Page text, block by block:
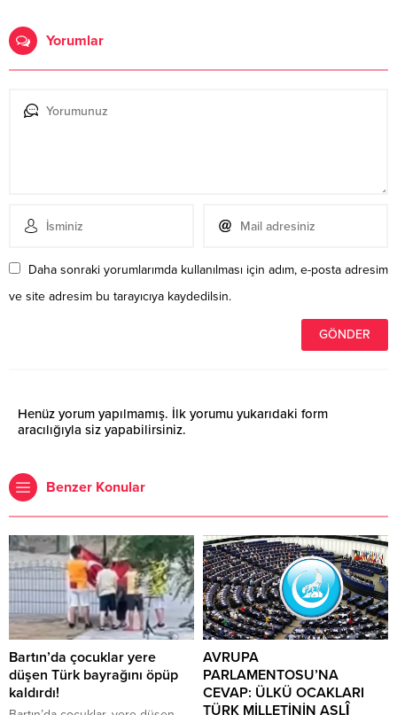
Yorumlar
Daha sonraki yorumlarımda kullanılması için adım, e-posta adresim
ve site adresim bu tarayıcıya kaydedilsin.
Henüz yorum yapılmamış. İlk yorumu yukarıdaki form
aracılığıyla siz yapabilirsiniz.
Benzer Konular
Bartın’da çocuklar yere
düşen Türk bayrağını öpüp
kaldırdı!
AVRUPA
PARLAMENTOSU’NA
CEVAP: ÜLKÜ OCAKLARI
TÜRK MİLLETİNİN ASLÎ